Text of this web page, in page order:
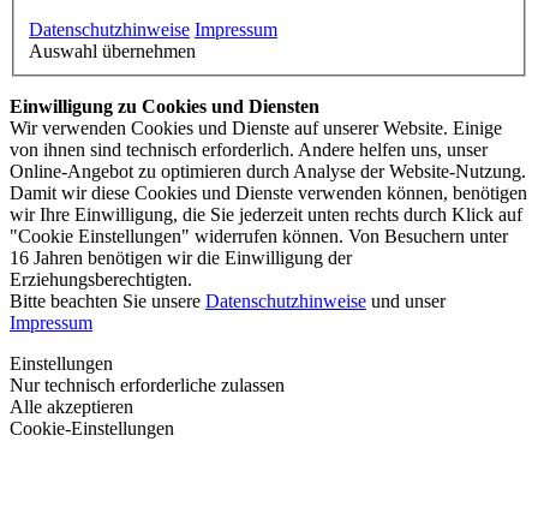
Datenschutzhinweise Impressum
Auswahl übernehmen
Einwilligung zu Cookies und Diensten
Wir verwenden Cookies und Dienste auf unserer Website. Einige
von ihnen sind technisch erforderlich. Andere helfen uns, unser
Online-Angebot zu optimieren durch Analyse der Website-Nutzung.
Damit wir diese Cookies und Dienste verwenden können, benötigen
wir Ihre Einwilligung, die Sie jederzeit unten rechts durch Klick auf
"Cookie Einstellungen" widerrufen können. Von Besuchern unter
16 Jahren benötigen wir die Einwilligung der
Erziehungsberechtigten.
Bitte beachten Sie unsere Datenschutzhinweise und unser
Impressum
Einstellungen
Nur technisch erforderliche zulassen
Alle akzeptieren
Cookie-Einstellungen